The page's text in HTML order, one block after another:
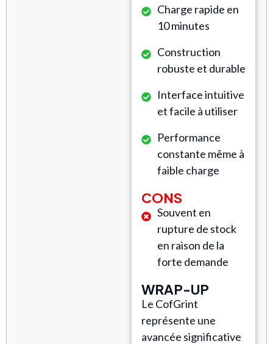
Charge rapide en
10 minutes
Construction
robuste et durable
Interface intuitive
et facile à utiliser
Performance
constante même à
faible charge
CONS
Souvent en
rupture de stock
en raison de la
forte demande
WRAP-UP
Le CofGrint
représente une
avancée significative